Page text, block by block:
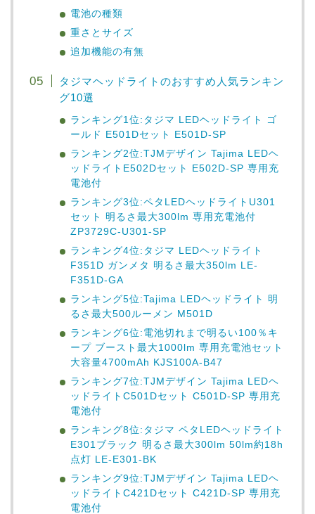
電池の種類
重さとサイズ
追加機能の有無
タジマヘッドライトのおすすめ人気ランキン
グ10選
ランキング1位:タジマ LEDヘッドライト ゴ
ールド E501Dセット E501D-SP
ランキング2位:TJMデザイン Tajima LEDヘ
ッドライトE502Dセット E502D-SP 専用充
電池付
ランキング3位:ペタLEDヘッドライトU301
セット 明るさ最大300lm 専用充電池付
ZP3729C-U301-SP
ランキング4位:タジマ LEDヘッドライト
F351D ガンメタ 明るさ最大350lm LE-
F351D-GA
ランキング5位:Tajima LEDヘッドライト 明
るさ最大500ルーメン M501D
ランキング6位:電池切れまで明るい100％キ
ープ ブースト最大1000lm 専用充電池セット
大容量4700mAh KJS100A-B47
ランキング7位:TJMデザイン Tajima LEDヘ
ッドライトC501Dセット C501D-SP 専用充
電池付
ランキング8位:タジマ ペタLEDヘッドライト
E301ブラック 明るさ最大300lm 50lm約18h
点灯 LE-E301-BK
ランキング9位:TJMデザイン Tajima LEDヘ
ッドライトC421Dセット C421D-SP 専用充
電池付